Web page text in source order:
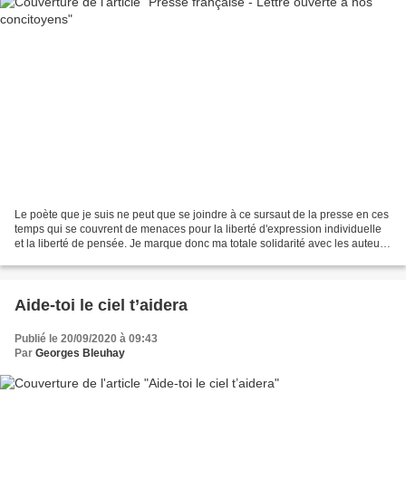
Le poète que je suis ne peut que se joindre à ce sursaut de la presse en ces
temps qui se couvrent de menaces pour la liberté d'expression individuelle
et la liberté de pensée. Je marque donc ma totale solidarité avec les auteurs
Aide-toi le ciel t’aidera
Publié le 20/09/2020 à 09:43
Par Georges Bleuhay